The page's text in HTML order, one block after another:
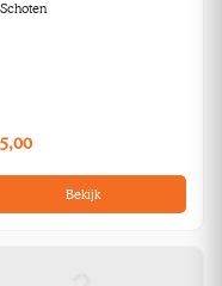
Schoten
Bekijk